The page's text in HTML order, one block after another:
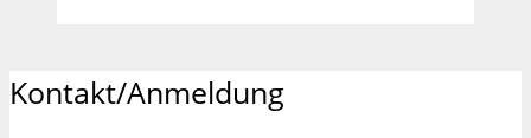
Kontakt/Anmeldung